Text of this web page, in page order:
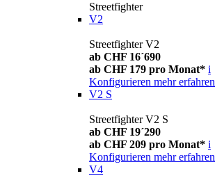
Streetfighter
V2
Streetfighter V2
ab CHF 16´690
ab CHF 179 pro Monat* i
Konfigurieren mehr erfahren
V2 S
Streetfighter V2 S
ab CHF 19´290
ab CHF 209 pro Monat* i
Konfigurieren mehr erfahren
V4